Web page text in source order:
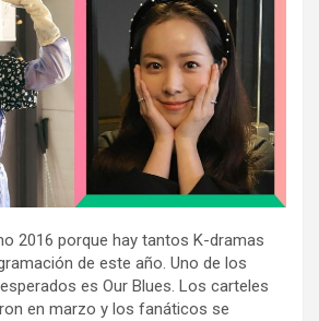
2016 porque hay tantos K-dramas
de este año. Uno de los
es Our Blues. Los carteles
en marzo y los fanáticos se